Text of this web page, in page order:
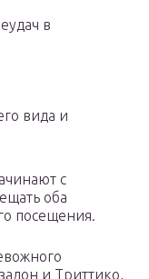
в
вида и
с
оба
посещения.
и Триттико,